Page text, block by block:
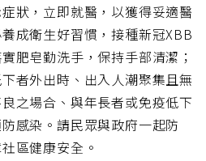
狀，立即就醫，以獲得妥適醫
成衛生好習慣，接種新冠XBB
肥皂勤洗手，保持手部清潔；
者外出時、出入人潮聚集且無
之場合、與年長者或免疫低下
感染。請民眾與政府一起防
區健康安全。